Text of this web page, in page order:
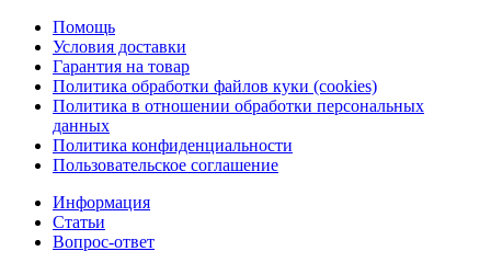
Помощь
Условия доставки
Гарантия на товар
Политика обработки файлов куки (cookies)
Политика в отношении обработки персональных
данных
Политика конфиденциальности
Пользовательское соглашение
Информация
Статьи
Вопрос-ответ